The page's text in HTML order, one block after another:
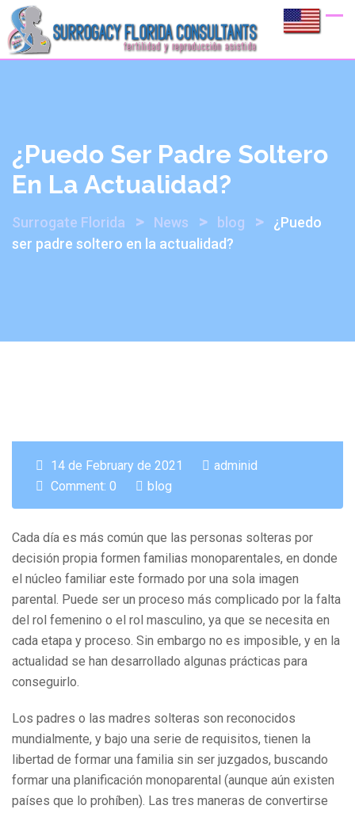
Skip
to
content
AGENDAR CITA
¿Puedo Ser Padre Soltero
En La Actualidad?
Surrogate Florida > News > blog >
¿Puedo
ser padre soltero en la actualidad?
14 de February de 2021
adminid
Comment: 0
blog
Cada día es más común que las personas solteras por
decisión propia formen familias monoparentales, en donde
el núcleo familiar este formado por una sola imagen
parental. Puede ser un proceso más complicado por la falta
del rol femenino o el rol masculino, ya que se necesita en
cada etapa y proceso. Sin embargo no es imposible, y en la
actualidad se han desarrollado algunas prácticas para
conseguirlo.
Los padres o las madres solteras son reconocidos
mundialmente, y bajo una serie de requisitos, tienen la
libertad de formar una familia sin ser juzgados, buscando
formar una planificación monoparental (aunque aún existen
países que lo prohíben). Las tres maneras de convertirse